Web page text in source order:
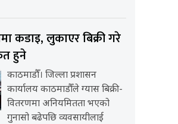
कडाइ, लुकाएर बिक्री गरे
हुने
काठमाडौँ। जिल्ला प्रशासन
कार्यालय काठमाडौँले ग्यास बिक्री-
वितरणमा अनियमितता भएको
गुनासो बढेपछि व्यवसायीलाई